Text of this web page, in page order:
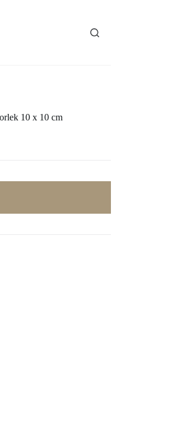
10 x 10 cm